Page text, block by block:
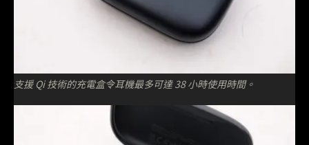
支援 Qi 技術的充電盒令耳機最多可達 38 小時使用時間。